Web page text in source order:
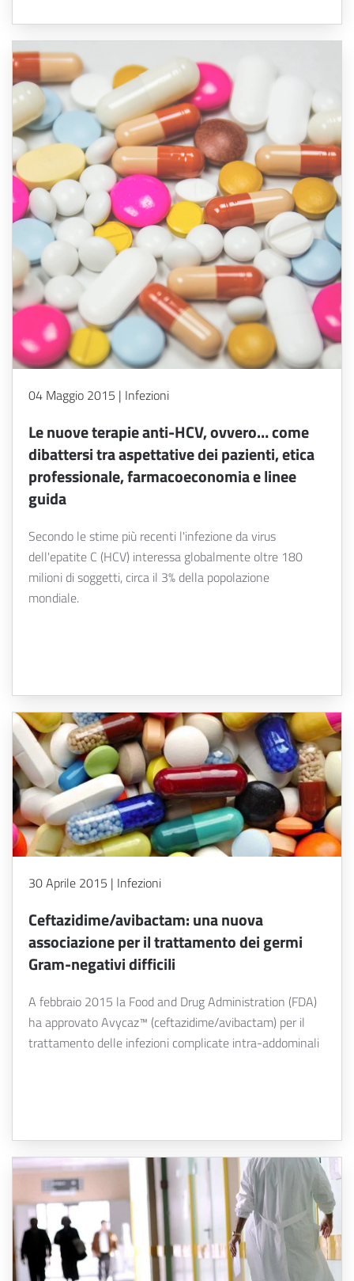
04 Maggio 2015 | Infezioni
Le nuove terapie anti-HCV, ovvero… come
dibattersi tra aspettative dei pazienti, etica
professionale, farmacoeconomia e linee
guida
Secondo le stime più recenti l'infezione da virus
dell'epatite C (HCV) interessa globalmente oltre 180
milioni di soggetti, circa il 3% della popolazione
mondiale.
30 Aprile 2015 | Infezioni
Ceftazidime/avibactam: una nuova
associazione per il trattamento dei germi
Gram-negativi difficili
A febbraio 2015 la Food and Drug Administration (FDA)
ha approvato Avycaz™ (ceftazidime/avibactam) per il
trattamento delle infezioni complicate intra-addominali